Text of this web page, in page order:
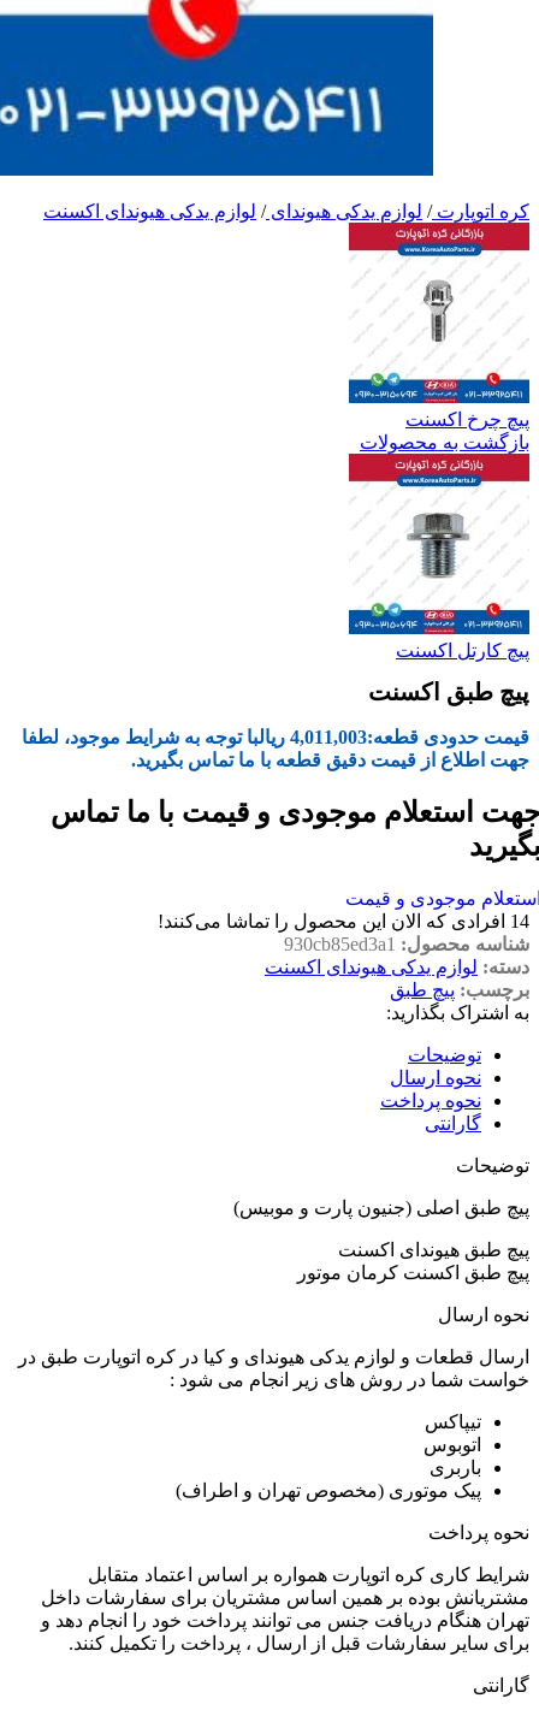
کره اتوپارت/ لوازم یدکی هیوندای/ لوازم یدکی هیوندای اکسنت
پیچ چرخ اکسنت
بازگشت به محصولات
پیچ کارتل اکسنت
پیچ طبق اکسنت
قیمت حدودی قطعه:4,011,003 ریالبا توجه به شرایط موجود، لطفا
جهت اطلاع از قیمت دقیق قطعه با ما تماس بگیرید.
استعلام موجودی و قیمت با ما تماس
موجودی و قیمت
14 افرادی که الان این محصول را تماشا می‌کنند!
شناسه محصول: 930cb85ed3a1
دسته: لوازم یدکی هیوندای اکسنت
برچسب: پیچ طبق
به اشتراک بگذارید:
توضیحات
نحوه ارسال
نحوه پرداخت
گارانتی
توضیحات
پیچ طبق اصلی (جنیون پارت و موبیس)
پیچ طبق هیوندای اکسنت
پیچ طبق اکسنت کرمان موتور
نحوه ارسال
ارسال قطعات و لوازم یدکی هیوندای و کیا در کره اتوپارت طبق در
خواست شما در روش های زیر انجام می شود :
تیپاکس
اتوبوس
باربری
پیک موتوری (مخصوص تهران و اطراف)
نحوه پرداخت
شرایط کاری کره اتوپارت همواره بر اساس اعتماد متقابل
مشتریانش بوده بر همین اساس مشتریان برای سفارشات داخل
تهران هنگام دریافت جنس می توانند پرداخت خود را انجام دهد و
برای سایر سفارشات قبل از ارسال ، پرداخت را تکمیل کنند.
گارانتی